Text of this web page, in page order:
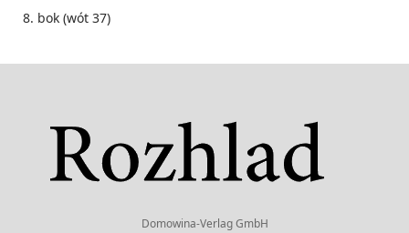
8. bok (wót 37)
Domowina-Verlag GmbH